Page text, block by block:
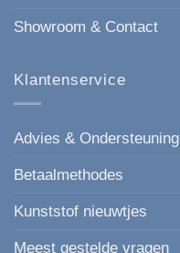
Showroom & Contact
Klantenservice
Advies & Ondersteuning
Betaalmethodes
Kunststof nieuwtjes
Meest gestelde vragen